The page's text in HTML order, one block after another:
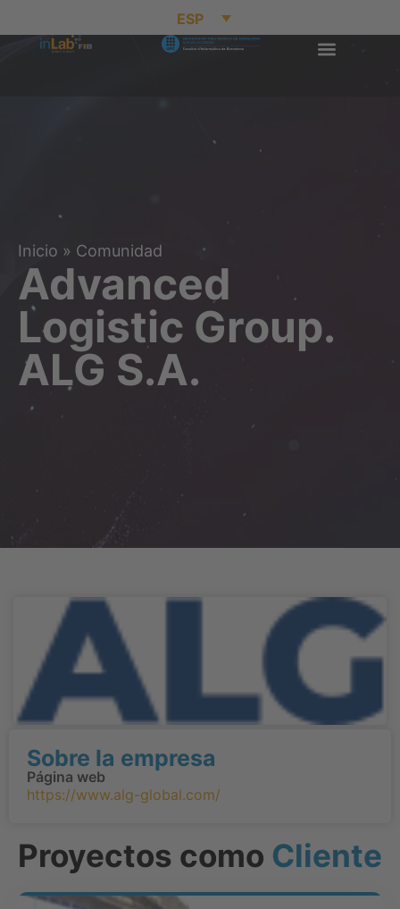
ESP
Inicio » Comunidad
Advanced
Logistic Group.
ALG S.A.
Proyectos como Cliente
Sobre la empresa
Página web
https://www.alg-global.com/